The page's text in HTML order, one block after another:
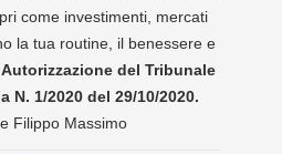
come investimenti, mercati
la tua routine, il benessere e
Autorizzazione del Tribunale
N. 1/2020 del 29/10/2020.
Filippo Massimo